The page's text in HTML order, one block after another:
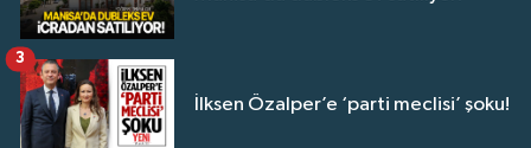
İlksen Özalper’e ‘parti meclisi’ şoku!
3